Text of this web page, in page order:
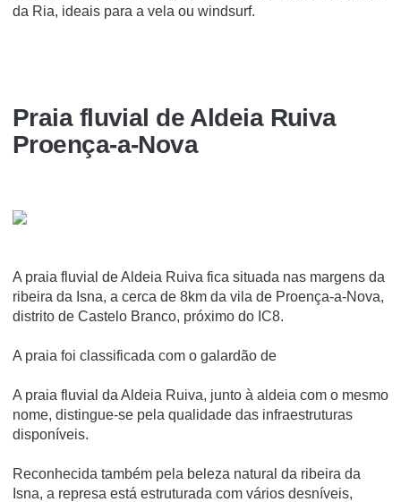
da Ria, ideais para a vela ou windsurf.
Praia fluvial de Aldeia Ruiva
Proença-a-Nova
A praia fluvial de Aldeia Ruiva fica situada nas margens da
ribeira da Isna, a cerca de 8km da vila de Proença-a-Nova,
distrito de Castelo Branco, próximo do IC8.
A praia foi classificada com o galardão de
A praia fluvial da Aldeia Ruiva, junto à aldeia com o mesmo
nome, distingue-se pela qualidade das infraestruturas
disponíveis.
Reconhecida também pela beleza natural da ribeira da
Isna, a represa está estruturada com vários desníveis,